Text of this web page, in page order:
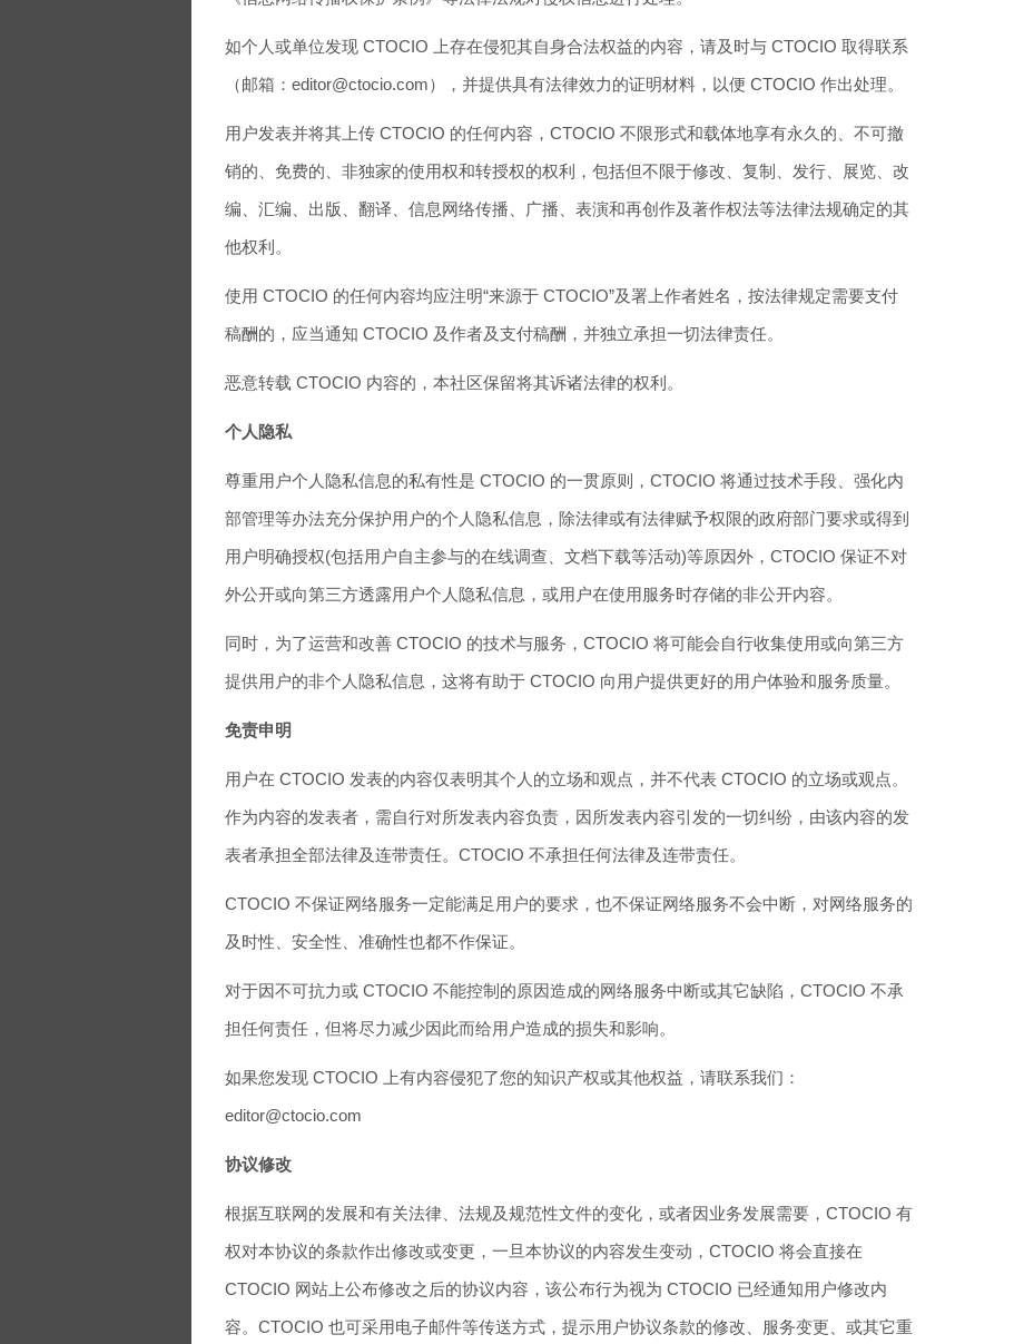
如个人或单位发现 CTOCIO 上存在侵犯其自身合法权益的内容，请及时与 CTOCIO 取得联系
（邮箱：editor@ctocio.com），并提供具有法律效力的证明材料，以便 CTOCIO 作出处理。
用户发表并将其上传 CTOCIO 的任何内容，CTOCIO 不限形式和载体地享有永久的、不可撤
销的、免费的、非独家的使用权和转授权的权利，包括但不限于修改、复制、发行、展览、改
编、汇编、出版、翻译、信息网络传播、广播、表演和再创作及著作权法等法律法规确定的其
他权利。
使用 CTOCIO 的任何内容均应注明“来源于 CTOCIO”及署上作者姓名，按法律规定需要支付
稿酬的，应当通知 CTOCIO 及作者及支付稿酬，并独立承担一切法律责任。
恶意转载 CTOCIO 内容的，本社区保留将其诉诸法律的权利。
个人隐私
尊重用户个人隐私信息的私有性是 CTOCIO 的一贯原则，CTOCIO 将通过技术手段、强化内
部管理等办法充分保护用户的个人隐私信息，除法律或有法律赋予权限的政府部门要求或得到
用户明确授权(包括用户自主参与的在线调查、文档下载等活动)等原因外，CTOCIO 保证不对
外公开或向第三方透露用户个人隐私信息，或用户在使用服务时存储的非公开内容。
同时，为了运营和改善 CTOCIO 的技术与服务，CTOCIO 将可能会自行收集使用或向第三方
提供用户的非个人隐私信息，这将有助于 CTOCIO 向用户提供更好的用户体验和服务质量。
免责申明
用户在 CTOCIO 发表的内容仅表明其个人的立场和观点，并不代表 CTOCIO 的立场或观点。
作为内容的发表者，需自行对所发表内容负责，因所发表内容引发的一切纠纷，由该内容的发
表者承担全部法律及连带责任。CTOCIO 不承担任何法律及连带责任。
CTOCIO 不保证网络服务一定能满足用户的要求，也不保证网络服务不会中断，对网络服务的
及时性、安全性、准确性也都不作保证。
对于因不可抗力或 CTOCIO 不能控制的原因造成的网络服务中断或其它缺陷，CTOCIO 不承
担任何责任，但将尽力减少因此而给用户造成的损失和影响。
如果您发现 CTOCIO 上有内容侵犯了您的知识产权或其他权益，请联系我们：
editor@ctocio.com
协议修改
根据互联网的发展和有关法律、法规及规范性文件的变化，或者因业务发展需要，CTOCIO 有
权对本协议的条款作出修改或变更，一旦本协议的内容发生变动，CTOCIO 将会直接在
CTOCIO 网站上公布修改之后的协议内容，该公布行为视为 CTOCIO 已经通知用户修改内
容。CTOCIO 也可采用电子邮件等传送方式，提示用户协议条款的修改、服务变更、或其它重